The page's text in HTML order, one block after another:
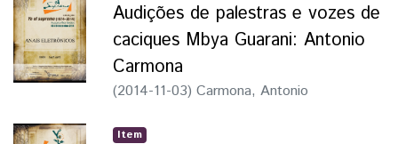
Audições de palestras e vozes de
caciques Mbya Guarani: Antonio
Carmona
(2014-11-03) Carmona, Antonio
Item